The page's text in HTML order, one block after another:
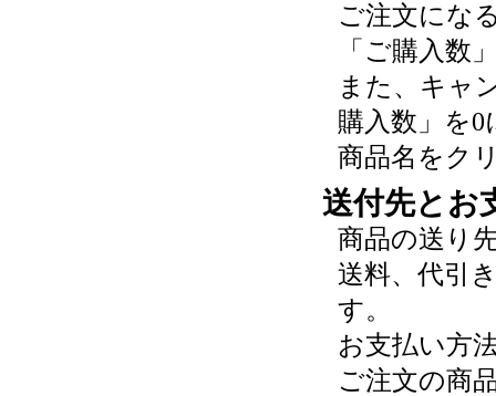
ご注文にな
「ご購入数
また、キャ
購入数」を
商品名をク
送付先とお
商品の送り
送料、代引
す。
お支払い方
ご注文の商